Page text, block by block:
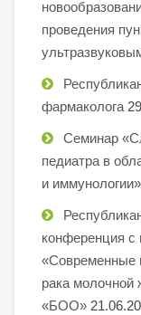
проведения
фармаколога
Семинар
педиатра в
и иммунологии»
конференция
«Современные
рака
«БОО»